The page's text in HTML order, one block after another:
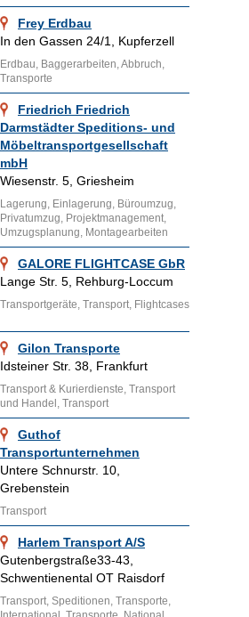
Frey Erdbau
In den Gassen 24/1, Kupferzell
Erdbau, Baggerarbeiten, Abbruch,
Transporte
Friedrich Friedrich
Darmstädter Speditions- und
Möbeltransportgesellschaft
mbH
Wiesenstr. 5, Griesheim
Lagerung, Einlagerung, Büroumzug,
Privatumzug, Projektmanagement,
Umzugsplanung, Montagearbeiten
GALORE FLIGHTCASE GbR
Lange Str. 5, Rehburg-Loccum
Transportgeräte, Transport, Flightcases
Gilon Transporte
Idsteiner Str. 38, Frankfurt
Transport & Kurierdienste, Transport
und Handel, Transport
Guthof
Transportunternehmen
Untere Schnurstr. 10,
Grebenstein
Transport
Harlem Transport A/S
Gutenbergstraße33-43,
Schwentienental OT Raisdorf
Transport, Speditionen, Transporte,